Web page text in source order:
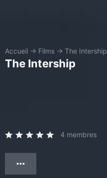
Accueil → Films → The Intership
The Intership
4 membres